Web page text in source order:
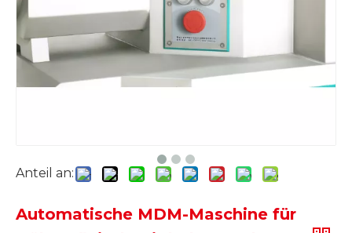
Anteil an:
Automatische MDM-Maschine für